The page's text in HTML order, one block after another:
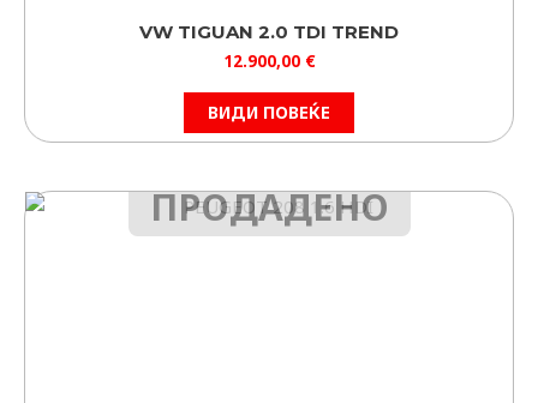
VW TIGUAN 2.0 TDI TREND
12.900,00 €
ВИДИ ПОВЕЌЕ
ПРОДАДЕНО